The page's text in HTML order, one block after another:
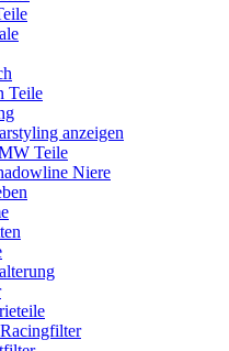
Teile
anzeigen
Teile
Niere